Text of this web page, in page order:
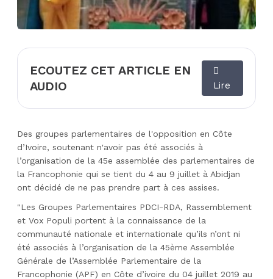
ECOUTEZ CET ARTICLE EN
AUDIO
Lire
Des groupes parlementaires de l'opposition en Côte
d’Ivoire, soutenant n'avoir pas été associés à
l’organisation de la 45e assemblée des parlementaires de
la Francophonie qui se tient du 4 au 9 juillet à Abidjan
ont décidé de ne pas prendre part à ces assises.
"Les Groupes Parlementaires PDCI-RDA, Rassemblement
et Vox Populi portent à la connaissance de la
communauté nationale et internationale qu’ils n’ont ni
été associés à l’organisation de la 45ème Assemblée
Générale de l’Assemblée Parlementaire de la
Francophonie (APF) en Côte d’ivoire du 04 juillet 2019 au